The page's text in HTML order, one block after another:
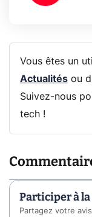
Vous êtes un
Actualitésou
Suivez-nous
tech !
Participer à
Partagez votre